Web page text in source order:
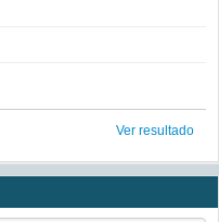
Ver resultado